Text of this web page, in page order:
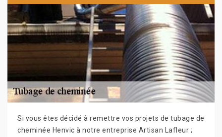
Si vous êtes décidé à remettre vos projets de tubage de
cheminée Henvic à notre entreprise Artisan Lafleur ;